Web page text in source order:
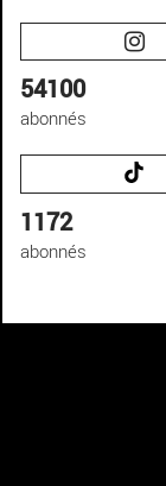
54100
abonnés
1172
abonnés